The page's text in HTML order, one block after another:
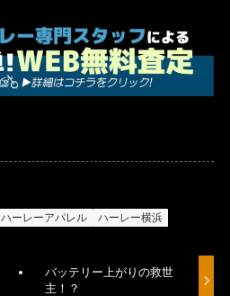
ハーレーアパレル ハーレー横浜
バッテリー上がりの救世
主！？